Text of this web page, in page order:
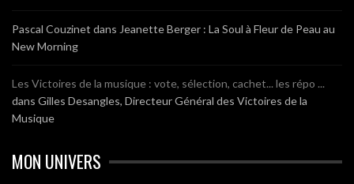
Pascal Couzinet dans Jeanette Berger : La Soul à Fleur de Peau au
New Morning
Les Victoires de la musique : vote, sélection, cachet... les répo ...
dans Gilles Desangles, Directeur Général des Victoires de la
Musique
MON UNIVERS